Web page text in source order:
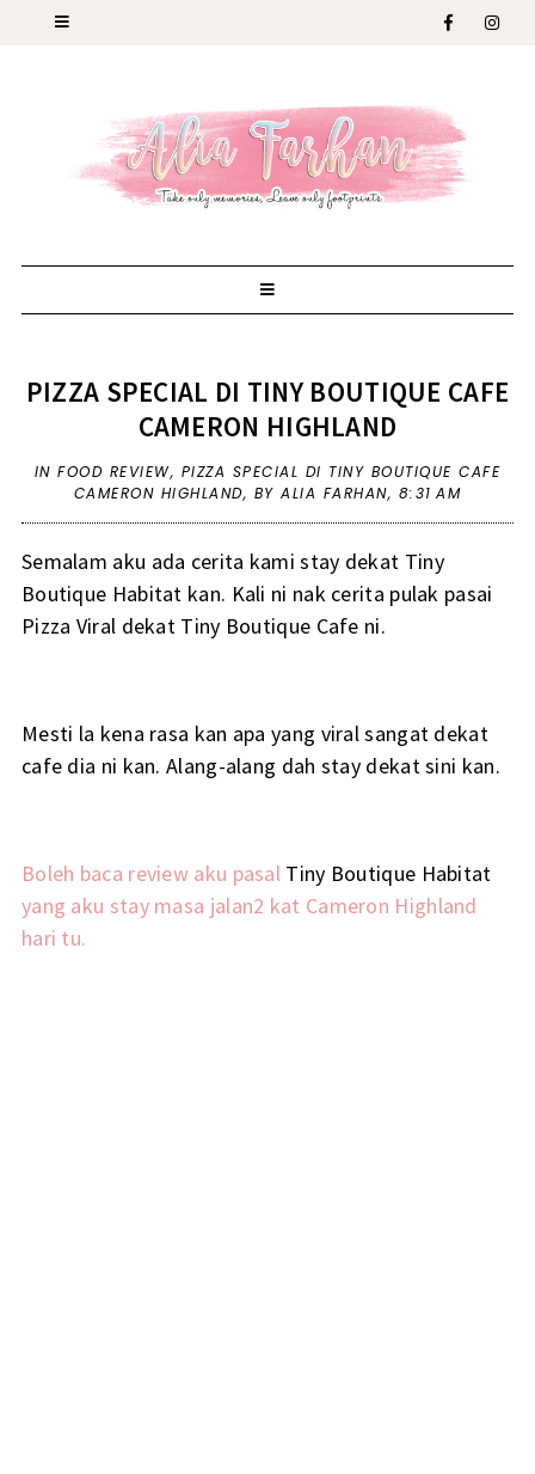
PIZZA SPECIAL DI TINY BOUTIQUE CAFE
CAMERON HIGHLAND
INFOOD REVIEW, PIZZA SPECIAL DI TINY BOUTIQUE CAFE
CAMERON HIGHLAND, BY ALIA FARHAN, 8:31 AM
Semalam aku ada cerita kami stay dekat Tiny
Boutique Habitat kan. Kali ni nak cerita pulak pasai
Pizza Viral dekat Tiny Boutique Cafe ni.
Mesti la kena rasa kan apa yang viral sangat dekat
cafe dia ni kan. Alang-alang dah stay dekat sini kan.
Boleh baca review aku pasal Tiny Boutique Habitat
yang aku stay masa jalan2 kat Cameron Highland
hari tu.